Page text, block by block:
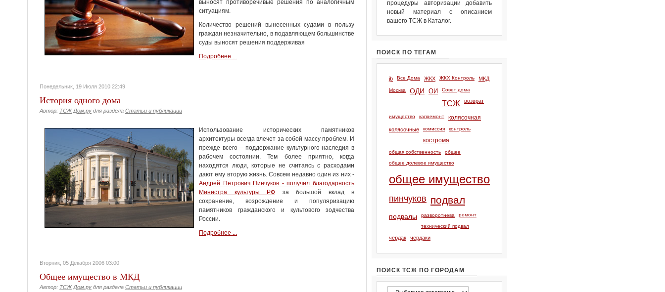
выносят противоречивые решения по аналогичным
ситуациям.
Количество решений вынесенных судами в пользу
граждан незначительно, в подавляющем большинстве
суды выносят решения поддерживая
Подробнее ...
Понедельник, 19 Июля 2010 22:49
История одного дома
Автор: ТСЖ Дом.ру для раздела Статьи и публикации
Использование исторических памятников
архитектуры всегда влечет за собой массу проблем. И
прежде всего – поддержание культурного наследия в
рабочем состоянии. Тем более приятно, когда
находятся люди, которые не считаясь с расходами
дают ему вторую жизнь. Совсем недавно один из них -
Андрей Петрович Пинчуков - получил благодарность
Министра культуры РФ за большой вклад в
сохранение, возрождение и популяризацию
памятников гражданского и культового зодчества
России.
Подробнее ...
Вторник, 05 Декабря 2006 03:00
Общее имущество в МКД
Автор: ТСЖ Дом.ру для раздела Статьи и публикации
процедуры авторизации добавить
новый материал с описанием
вашего ТСЖ в Каталог.
ПОИСК ПО ТЕГАМ
jb Все Дома ЖКХ ЖКХ Контроль МКД
Москва ОДИ ОИ Совет дома
ТСЖ возврат
имущество капремонт колясочная
колясочные комиссия контроль
кострома
общая собственность
общее
общее долевое имущество
общее имущество
пинчуков подвал
подвалы разворотнева ремонт
технический подвал
чердак чердаки
ПОИСК ТСЖ ПО ГОРОДАМ